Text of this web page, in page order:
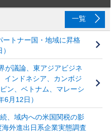
一覧
ートナー国・地域に昇格
が議論、東アジアビジネ
インドネシア、カンボジ
ン、ベトナム、マレーシ
月12日）
、域内への米国関税の影
外進出日系企業実態調査